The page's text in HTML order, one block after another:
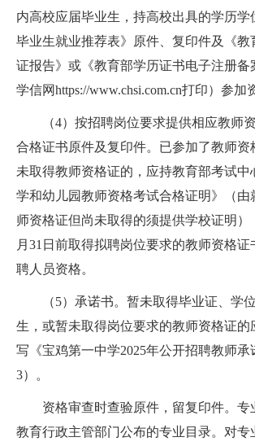
内高校应届毕业生，持高校出具的学历学
毕业生就业推荐表》原件、复印件及《教
证报告》或《教育部学历证书电子注册备
学信网https://www.chsi.com.cn打印）参加
（4）按招聘岗位要求提供相应教师
合格证书原件及复印件。已参加了教师资
未取得教师资格证的，应持教育部考试中
学和幼儿园教师资格考试合格证明》（由
师资格证但尚未取得的须提供学校证明）
月31日前取得拟聘岗位要求的教师资格证
聘人员资格。
（5）承诺书。暂未取得毕业证、学
生，或暂未取得岗位要求的教师资格证的
写《宝鸡第一中学2025年公开招聘教师承
3）。
资格审查时查验原件，留复印件。专
教育行政主管部门公布的专业目录。对专